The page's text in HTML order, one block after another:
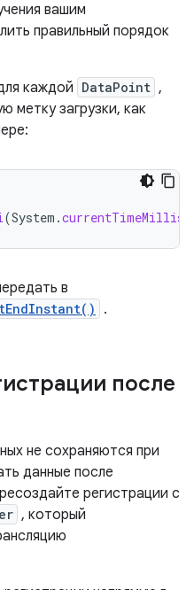
вашим
правильный порядок
каждой DataPoint ,
метку загрузки, как
(System .currentTimeMillis
в
.
после
не сохраняются при
данные после
регистрации с
, который